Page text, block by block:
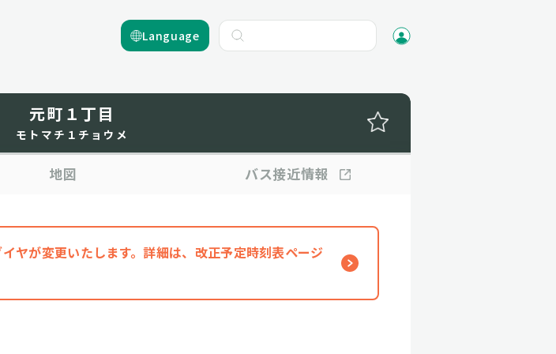
Language
元町１丁目
モトマチ１チョウメ
地図 バス接近情報
ヤが変更いたします。詳細は、改正予定時刻表ページ